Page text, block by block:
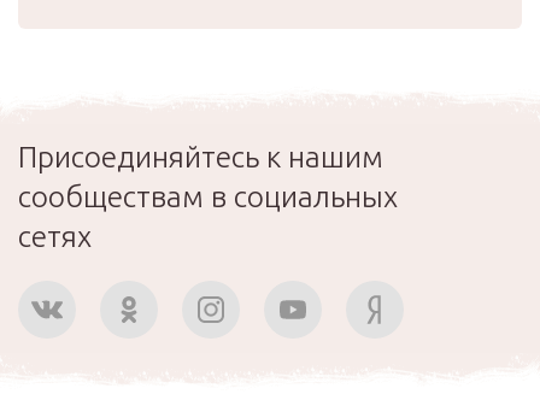
Присоединяйтесь к нашим
сообществам в социальных
сетях